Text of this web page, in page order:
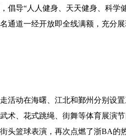
倡导“人人健身、天天健身、科学
通道一经开放即全线满额，充分
活动在海曙、江北和鄞州分别设
术、花式跳绳、街舞等体育展演
头篮球表演，再次点燃了浙BA的